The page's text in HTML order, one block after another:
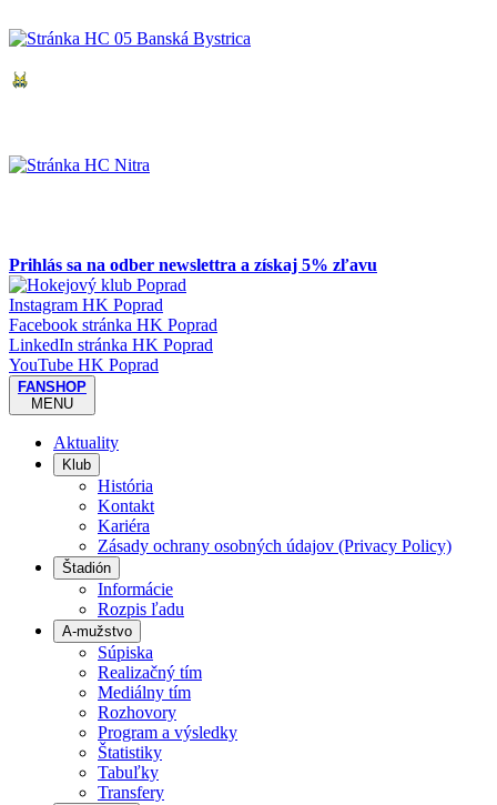
Prihlás sa na odber newslettra a získaj 5% zľavu
Instagram HK Poprad
Facebook stránka HK Poprad
LinkedIn stránka HK Poprad
YouTube HK Poprad
FANSHOP
MENU
Aktuality
Klub
História
Kontakt
Kariéra
Zásady ochrany osobných údajov (Privacy Policy)
Štadión
Informácie
Rozpis ľadu
A-mužstvo
Súpiska
Realizačný tím
Mediálny tím
Rozhovory
Program a výsledky
Štatistiky
Tabuľky
Transfery